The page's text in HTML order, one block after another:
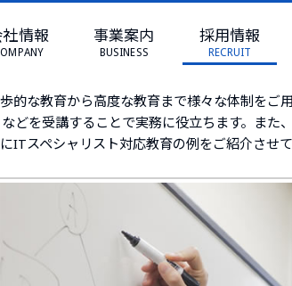
社情報 事業案内
BUSINESS
採用情報
RECRUIT
報
的な教育から高度な教育まで様々な体制をご
どを受講することで実務に役立ちます。また
スペシャリスト対応教育の例をご紹介させて